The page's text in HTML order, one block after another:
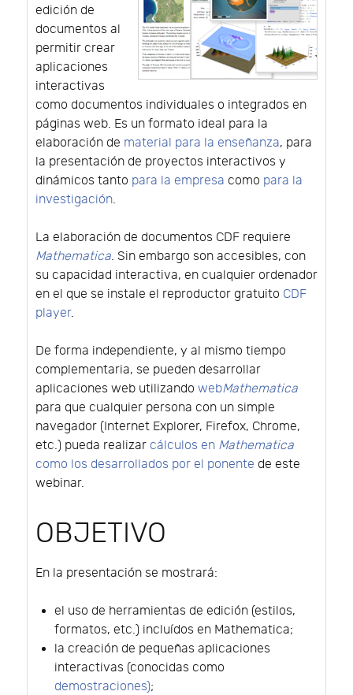
edición de
documentos al
permitir crear
aplicaciones
interactivas
como documentos individuales o integrados en
páginas web. Es un formato ideal para la
elaboración de material para la enseñanza, para
la presentación de proyectos interactivos y
dinámicos tanto para la empresa como para la
investigación.
La elaboración de documentos CDF requiere
Mathematica. Sin embargo son accesibles, con
su capacidad interactiva, en cualquier ordenador
en el que se instale el reproductor gratuito CDF
player.
De forma independiente, y al mismo tiempo
complementaria, se pueden desarrollar
aplicaciones web utilizando webMathematica
para que cualquier persona con un simple
navegador (Internet Explorer, Firefox, Chrome,
etc.) pueda realizar cálculos en Mathematica
como los desarrollados por el ponente de este
webinar.
OBJETIVO
En la presentación se mostrará:
el uso de herramientas de edición (estilos,
formatos, etc.) incluídos en Mathematica;
la creación de pequeñas aplicaciones
interactivas (conocidas como
demostraciones);